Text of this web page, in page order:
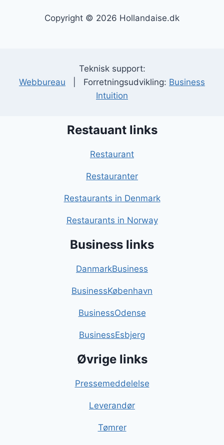
Copyright © 2026 Hollandaise.dk
Teknisk support:
Webbureau | Forretningsudvikling: Business
Intuition
Restauant links
Restaurant
Restauranter
Restaurants in Denmark
Restaurants in Norway
Business links
DanmarkBusiness
BusinessKøbenhavn
BusinessOdense
BusinessEsbjerg
Øvrige links
Pressemeddelelse
Leverandør
Tømrer